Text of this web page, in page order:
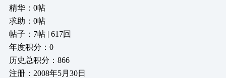
精华：0帖
求助：0帖
帖子：7帖 | 617回
年度积分：0
历史总积分：866
注册：2008年5月30日